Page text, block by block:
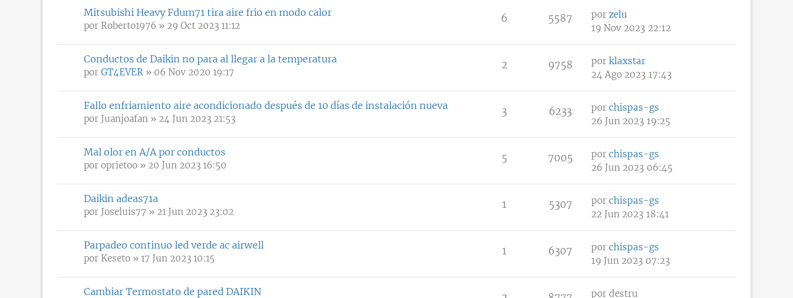
Mitsubishi Heavy Fdum71 tira aire frio en modo calor
por Roberto1976 » 29 Oct 2023 11:12
6 5587 por zelu
19 Nov 2023 22:12
Conductos de Daikin no para al llegar a la temperatura
por GT4EVER » 06 Nov 2020 19:17
2 9758 por klaxstar
24 Ago 2023 17:43
Fallo enfriamiento aire acondicionado después de 10 días de instalación nueva
por Juanjoafan » 24 Jun 2023 21:53
3 6233 por chispas-gs
26 Jun 2023 19:25
Mal olor en A/A por conductos
por oprietoo » 20 Jun 2023 16:50
5 7005 por chispas-gs
26 Jun 2023 06:45
Daikin adeas71a
por Joseluis77 » 21 Jun 2023 23:02
1 5307 por chispas-gs
22 Jun 2023 18:41
Parpadeo continuo led verde ac airwell
por Keseto » 17 Jun 2023 10:15
1 6307 por chispas-gs
19 Jun 2023 07:23
Cambiar Termostato de pared DAIKIN por destru